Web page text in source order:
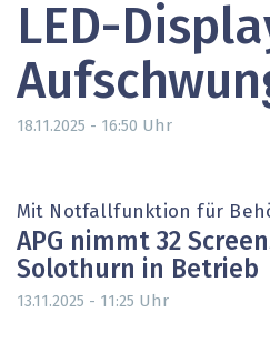
LED-
18.11.2025 - 16:50 Uhr
Mit Notfallfunktion für
APG nimmt 32
Solothurn in Betrieb
13.11.2025 - 11:25 Uhr